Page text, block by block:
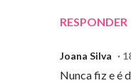
RESPONDER
Joana Silva
Nunca fiz e é